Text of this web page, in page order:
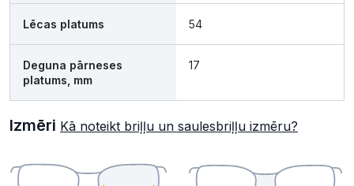
Lēcas platums 54
Deguna pārneses
platums, mm
17
Izmēri Kā noteikt briļļu un saulesbriļļu izmēru?